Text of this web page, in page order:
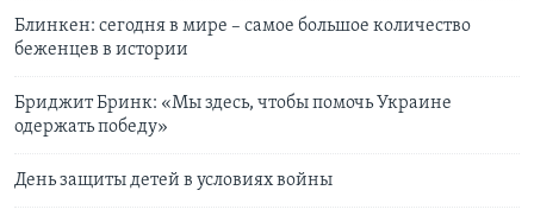
Блинкен: сегодня в мире – самое большое количество
беженцев в истории
Бриджит Бринк: «Мы здесь, чтобы помочь Украине
одержать победу»
День защиты детей в условиях войны